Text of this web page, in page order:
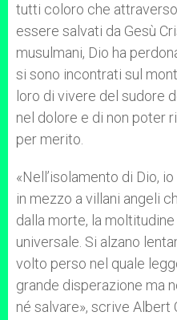
tutti coloro che
essere salvati da Gesù
musulmani, Dio ha
si sono incontrati sul
loro di vivere del sudore
nel dolore e di non poter
per merito.
«Nell’isolamento di Dio,
in mezzo a villani angeli
dalla morte, la
universale. Si alzano
volto perso nel quale
grande disperazione ma
né salvare», scrive Albert